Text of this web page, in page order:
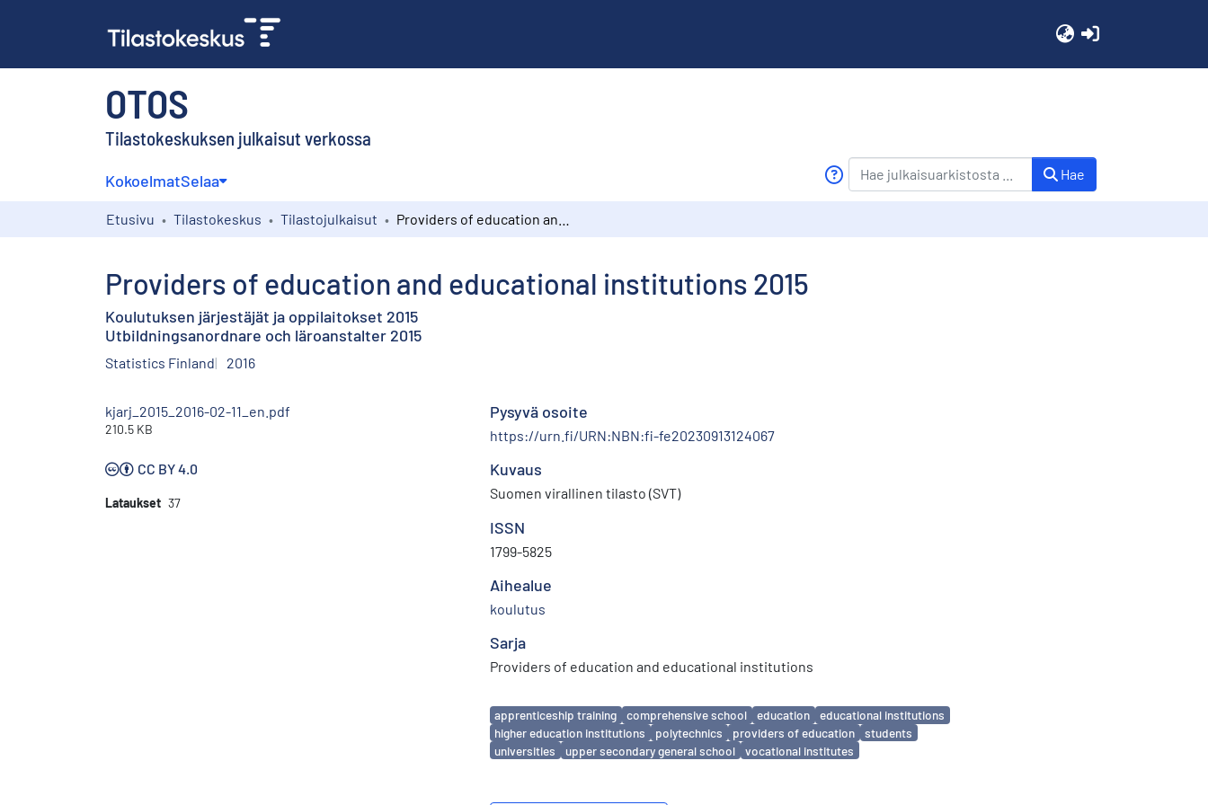
OTOS
Tilastokeskuksen julkaisut verkossa
KokoelmatSelaa Hae
Etusivu Tilastokeskus Tilastojulkaisut
Providers of education and educational institutions 2015
Koulutuksen järjestäjät ja oppilaitokset 2015
Utbildningsanordnare och läroanstalter 2015
Statistics Finland 2016
kjarj_2015_2016-02-11_en.pdf
210.5 KB
CC BY 4.0
Lataukset 37
Pysyvä osoite
https://urn.fi/URN:NBN:fi-fe20230913124067
Kuvaus
Suomen virallinen tilasto (SVT)
ISSN
1799-5825
Aihealue
koulutus
Sarja
Providers of education and educational institutions
Avainsanat
apprenticeship training comprehensive school education
educational institutions
higher education institutions
polytechnics providers of education
students
universities
upper secondary general school vocational institutes